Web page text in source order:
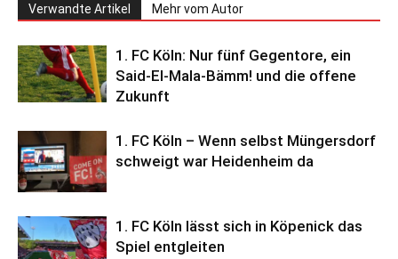
Verwandte Artikel Mehr vom Autor
1. FC Köln: Nur fünf Gegentore, ein
Said-El-Mala-Bämm! und die offene
Zukunft
1. FC Köln – Wenn selbst Müngersdorf
schweigt war Heidenheim da
1. FC Köln lässt sich in Köpenick das
Spiel entgleiten